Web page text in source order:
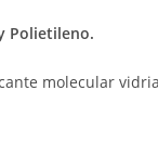
Polietileno.
molecular